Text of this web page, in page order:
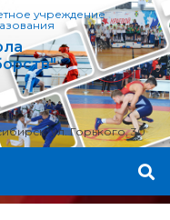
учреждение
ул. Горького, 30